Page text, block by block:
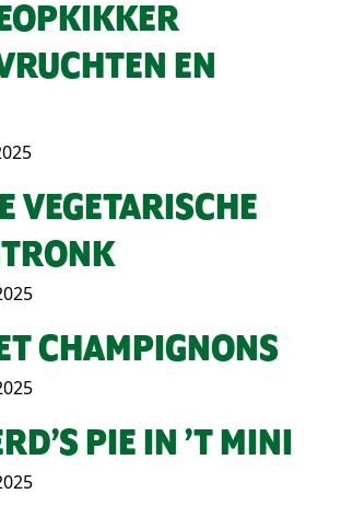
EN
VEGETARISCHE
CHAMPIGNONS
PIE IN ’T MINI